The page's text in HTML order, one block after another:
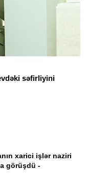
səfirliyini
xarici işlər naziri
görüşdü -